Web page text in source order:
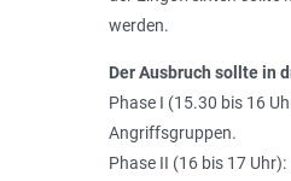
werden.
Der Ausbruch sollte in
Phase I (15.30 bis 16
Angriffsgruppen.
Phase II (16 bis 17